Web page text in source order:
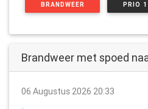
BRANDWEER PRIO 1
Brandweer met spoed
06 Augustus 2026 20:33